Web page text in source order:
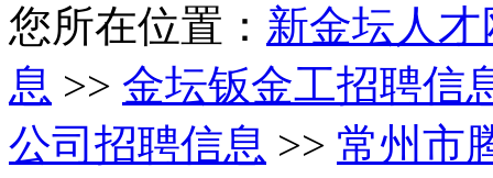
您所在位置： 新金坛人才
息 >> 金坛钣金工招聘信
公司招聘信息 >> 常州市